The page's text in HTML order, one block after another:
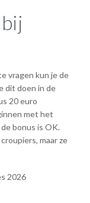
vragen kun je de
dit doen in de
20 euro
met het
bonus is OK.
maar ze
2026